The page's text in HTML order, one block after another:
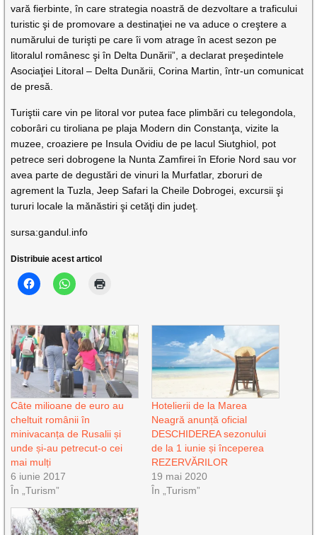
vară fierbinte, în care strategia noastră de dezvoltare a traficului
turistic şi de promovare a destinaţiei ne va aduce o creştere a
numărului de turişti pe care îi vom atrage în acest sezon pe
litoralul românesc şi în Delta Dunării”, a declarat preşedintele
Asociaţiei Litoral – Delta Dunării, Corina Martin, într-un comunicat
de presă.
Turiştii care vin pe litoral vor putea face plimbări cu telegondola,
coborâri cu tiroliana pe plaja Modern din Constanţa, vizite la
muzee, croaziere pe Insula Ovidiu de pe lacul Siutghiol, pot
petrece seri dobrogene la Nunta Zamfirei în Eforie Nord sau vor
avea parte de degustări de vinuri la Murfatlar, zboruri de
agrement la Tuzla, Jeep Safari la Cheile Dobrogei, excursii şi
tururi locale la mănăstiri şi cetăţi din judeţ.
sursa:gandul.info
Distribuie acest articol
Câte milioane de euro au
cheltuit românii în
minivacanța de Rusalii și
unde și-au petrecut-o cei
mai mulți
6 iunie 2017
În „Turism”
Hotelierii de la Marea
Neagră anunță oficial
DESCHIDEREA sezonului
de la 1 iunie și începerea
REZERVĂRILOR
19 mai 2020
În „Turism”